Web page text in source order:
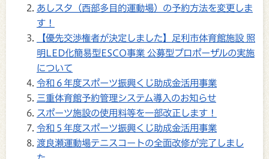
あしスタ（西部多目的運動場）の予約方法を変更しま
す！
【優先交渉権者が決定しました】足利市体育館施設 照
明LED化簡易型ESCO事業 公募型プロポーザルの実施
について
令和６年度スポーツ振興くじ助成金活用事業
三重体育館予約管理システム導入のお知らせ
スポーツ施設の使用料等を一部改正します！
令和５年度スポーツ振興くじ助成金活用事業
渡良瀬運動場テニスコートの全面改修が完了しまし